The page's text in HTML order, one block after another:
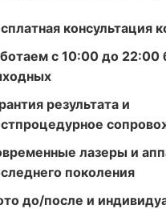
консультация
с 10:00 до 22:00
результата и
лазеры и
поколения
до/после и